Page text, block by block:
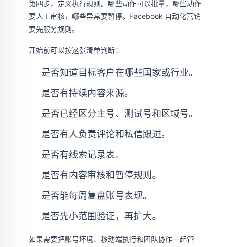
第四步，定义执行规则。哪些动作可以批量，哪些动作
要人工审核，哪些异常要暂停。Facebook 自动化营销
要先服务规则。
开始前可以按这张清单判断：
是否知道目标客户在哪些国家或行业。
是否有持续内容来源。
是否已经区分主号、测试号和区域号。
是否有人负责评论和私信跟进。
是否有线索记录表。
是否有内容审核和暂停规则。
是否能每周复盘账号表现。
是否先小范围验证，再扩大。
如果需要把账号环境、移动端执行和团队协作一起管